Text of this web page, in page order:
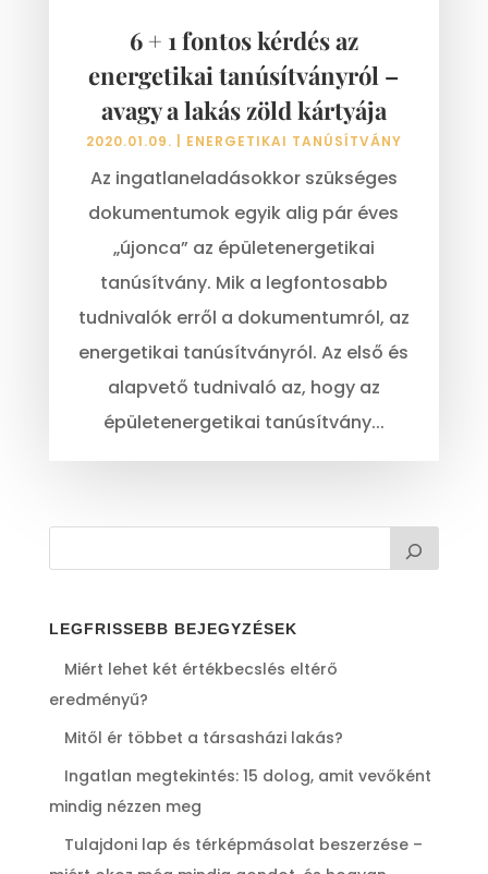
6 + 1 fontos kérdés az
energetikai tanúsítványról –
avagy a lakás zöld kártyája
2020.01.09. ENERGETIKAI TANÚSÍTVÁNY
Az ingatlaneladásokkor szükséges
dokumentumok egyik alig pár éves
„újonca” az épületenergetikai
tanúsítvány. Mik a legfontosabb
tudnivalók erről a dokumentumról, az
energetikai tanúsítványról. Az első és
alapvető tudnivaló az, hogy az
épületenergetikai tanúsítvány...
LEGFRISSEBB BEJEGYZÉSEK
Miért lehet két értékbecslés eltérő
eredményű?
Mitől ér többet a társasházi lakás?
Ingatlan megtekintés: 15 dolog, amit vevőként
mindig nézzen meg
Tulajdoni lap és térképmásolat beszerzése –